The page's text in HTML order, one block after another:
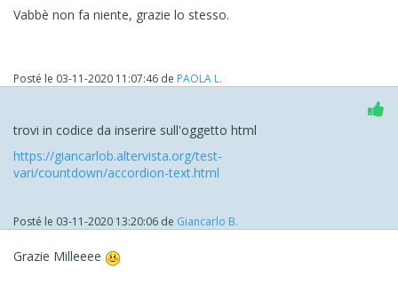
Vabbè non fa niente, grazie lo stesso.
Posté le 03-11-2020 11:07:46 de PAOLA L.
trovi in codice da inserire sull'oggetto html
https://giancarlob.altervista.org/test-
vari/countdown/accordion-text.html
Posté le 03-11-2020 13:20:06 de Giancarlo B.
Grazie Milleeee